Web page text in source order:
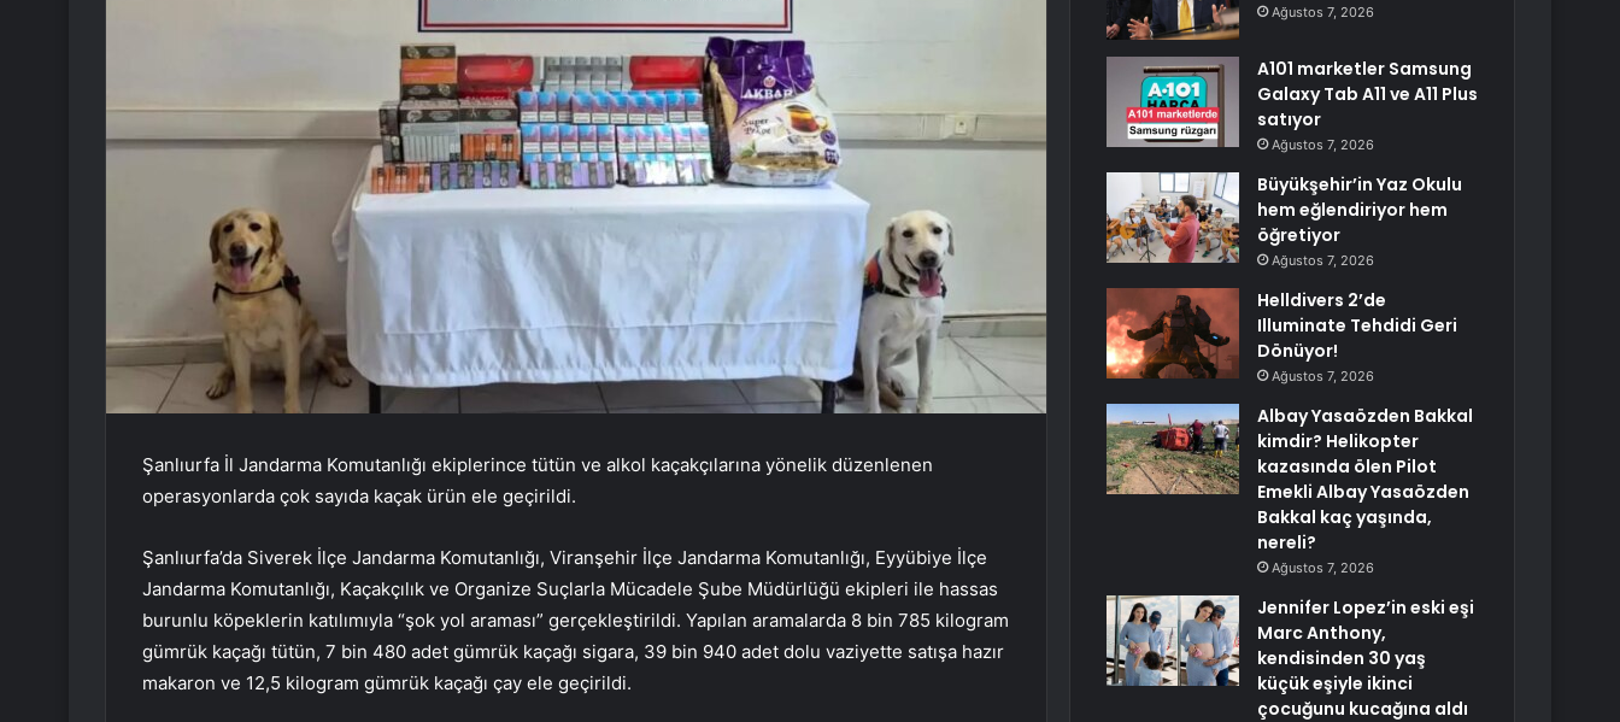
Şanlıurfa İl Jandarma Komutanlığı ekiplerince tütün ve alkol kaçakçılarına yönelik düzenlenen
operasyonlarda çok sayıda kaçak ürün ele geçirildi.
Şanlıurfa’da Siverek İlçe Jandarma Komutanlığı, Viranşehir İlçe Jandarma Komutanlığı, Eyyübiye İlçe
Jandarma Komutanlığı, Kaçakçılık ve Organize Suçlarla Mücadele Şube Müdürlüğü ekipleri ile hassas
burunlu köpeklerin katılımıyla “şok yol araması” gerçekleştirildi. Yapılan aramalarda 8 bin 785 kilogram
gümrük kaçağı tütün, 7 bin 480 adet gümrük kaçağı sigara, 39 bin 940 adet dolu vaziyette satışa hazır
makaron ve 12,5 kilogram gümrük kaçağı çay ele geçirildi.
Ağustos 7, 2026
A101 marketler Samsung
Galaxy Tab A11 ve A11 Plus
satıyor
Ağustos 7, 2026
Büyükşehir’in Yaz Okulu
hem eğlendiriyor hem
öğretiyor
Ağustos 7, 2026
Helldivers 2’de
Illuminate Tehdidi Geri
Dönüyor!
Ağustos 7, 2026
Albay Yasaözden Bakkal
kimdir? Helikopter
kazasında ölen Pilot
Emekli Albay Yasaözden
Bakkal kaç yaşında,
nereli?
Ağustos 7, 2026
Jennifer Lopez’in eski eşi
Marc Anthony,
kendisinden 30 yaş
küçük eşiyle ikinci
çocuğunu kucağına aldı